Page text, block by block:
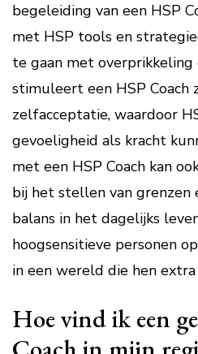
begeleiding van een HSP
met HSP tools en
te gaan met overprikkeling
stimuleert een HSP Coach
zelfacceptatie, waardoor
gevoeligheid als kracht
met een HSP Coach kan
bij het stellen van grenzen
balans in het dagelijks
hoogsensitieve personen
in een wereld die hen
Hoe vind ik een